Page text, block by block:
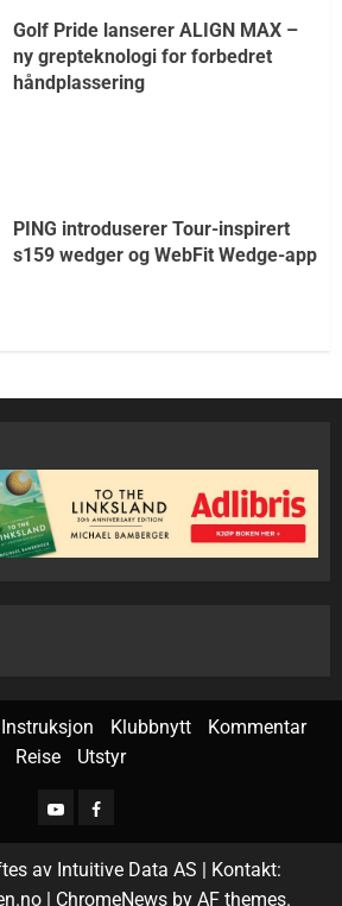
Golf Pride lanserer ALIGN MAX –
ny grepteknologi for forbedret
håndplassering
PING introduserer Tour-inspirert
s159 wedger og WebFit Wedge-app
Instruksjon Klubbnytt
Kommentar
Reise
Utstyr
av Intuitive Data AS | Kontakt:
| ChromeNews by AF themes.